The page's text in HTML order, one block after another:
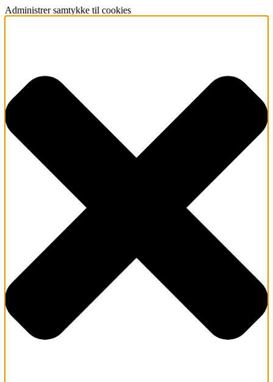
Administrer samtykke til cookies